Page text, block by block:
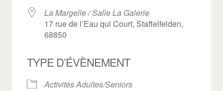
La Margelle / Salle La Galerie
17 rue de l’Eau qui Court, Staffelfelden,
68850
TYPE D’ÉVÈNEMENT
Activités Adultes/Seniors